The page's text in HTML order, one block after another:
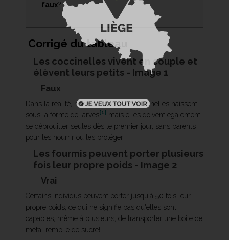
faux?
Corrigé du tableau
Les coccinelles vivent en couple et
élèvent leurs petits - Image 1
Faux
Dans la réalité, non seulement les coccinelles naissent
sous la forme de larves[1] mais elles doivent également
se débrouiller seules dès le premier jour, sans parents
pour les nourrir ou les protéger!
Les fourmis peuvent porter plusieurs
fois leur propre poids - Image 2
Vrai
Certains individus peuvent porter jusqu'à 50 fois leur
propre poids, ce qui ne signifie pas qu'elles sont
capables, même à plusieurs, de transporter une boîte de
métal remplie de sucre!